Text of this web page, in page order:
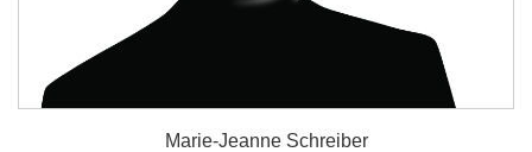
Marie-Jeanne Schreiber